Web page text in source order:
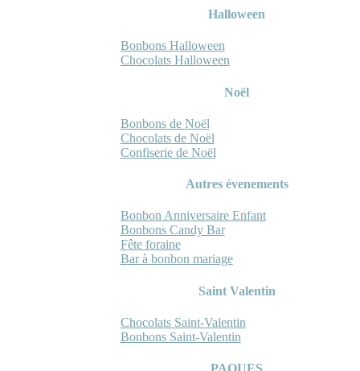
Halloween
Bonbons Halloween
Chocolats Halloween
Noël
Bonbons de Noël
Chocolats de Noël
Confiserie de Noël
Autres évenements
Bonbon Anniversaire Enfant
Bonbons Candy Bar
Fête foraine
Bar à bonbon mariage
Saint Valentin
Chocolats Saint-Valentin
Bonbons Saint-Valentin